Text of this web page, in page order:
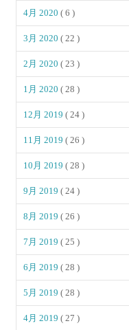
4月 2020( 6 )
3月 2020( 22 )
2月 2020( 23 )
1月 2020( 28 )
12月 2019( 24 )
11月 2019( 26 )
10月 2019( 28 )
9月 2019( 24 )
8月 2019( 26 )
7月 2019( 25 )
6月 2019( 28 )
5月 2019( 28 )
4月 2019( 27 )